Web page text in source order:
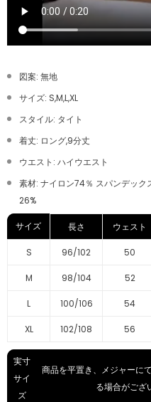
図案: 無地
サイズ: S,M,L,XL
スタイル: タイト
着丈: ロング,9分丈
ウエスト: ハイウエスト
素材: ナイロン74％ スパンデック
26%
サイズ 長さ ウェスト
S 96/102 50
M 98/104 52
L 100/106 54
XL 102/108 56
実寸
サイ
ズ
商品を平置き、メジャーに
る場合がござ